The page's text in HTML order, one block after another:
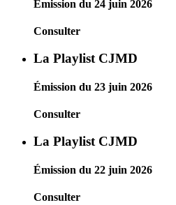
Émission du 24 juin 2026
Consulter
La Playlist CJMD
Émission du 23 juin 2026
Consulter
La Playlist CJMD
Émission du 22 juin 2026
Consulter